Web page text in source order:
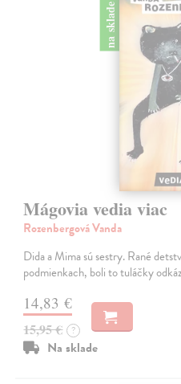
na sklade
Mágovia vedia viac
Rozenbergová Vanda
Dida a Mima sú sestry. Rané
podmienkach, boli to tuláčky
14,83 €
15,95 € ?
Na sklade